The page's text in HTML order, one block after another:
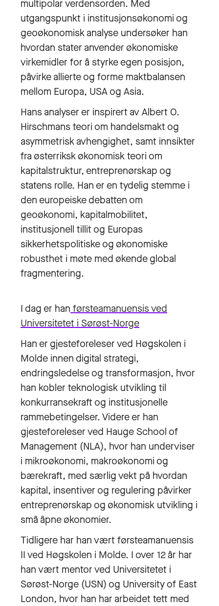
multipolar verdensorden. Med
utgangspunkt i institusjonsøkonomi og
geoøkonomisk analyse undersøker han
hvordan stater anvender økonomiske
virkemidler for å styrke egen posisjon,
påvirke allierte og forme maktbalansen
mellom Europa, USA og Asia.
Hans analyser er inspirert av Albert O.
Hirschmans teori om handelsmakt og
asymmetrisk avhengighet, samt innsikter
fra østerriksk økonomisk teori om
kapitalstruktur, entreprenørskap og
statens rolle. Han er en tydelig stemme i
den europeiske debatten om
geoøkonomi, kapitalmobilitet,
institusjonell tillit og Europas
sikkerhetspolitiske og økonomiske
robusthet i møte med økende global
fragmentering.
I dag er han førsteamanuensis ved
Universitetet i Sørøst-Norge
Han er gjesteforeleser ved Høgskolen i
Molde innen digital strategi,
endringsledelse og transformasjon, hvor
han kobler teknologisk utvikling til
konkurransekraft og institusjonelle
rammebetingelser. Videre er han
gjesteforeleser ved Hauge School of
Management (NLA), hvor han underviser
i mikroøkonomi, makroøkonomi og
bærekraft, med særlig vekt på hvordan
kapital, insentiver og regulering påvirker
entreprenørskap og økonomisk utvikling i
små åpne økonomier.
Tidligere har han vært førsteamanuensis
II ved Høgskolen i Molde. I over 12 år har
han vært mentor ved Universitetet i
Sørøst-Norge (USN) og University of East
London, hvor han har arbeidet tett med